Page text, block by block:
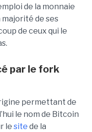
de la monnaie
de ses
de ceux qui le
par le fork
permettant de
le nom de Bitcoin
le site de la